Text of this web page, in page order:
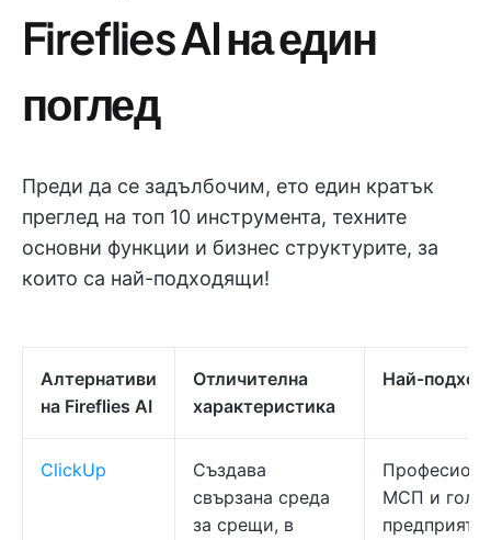
Fireflies AI на един
поглед
Преди да се задълбочим, ето един кратък
преглед на топ 10 инструмента, техните
основни функции и бизнес структурите, за
които са най-подходящи!
Алтернативи
на Fireflies AI
Отличителна
характеристика
Най-
ClickUp
Създава
свързана среда
за срещи, в
МСП и